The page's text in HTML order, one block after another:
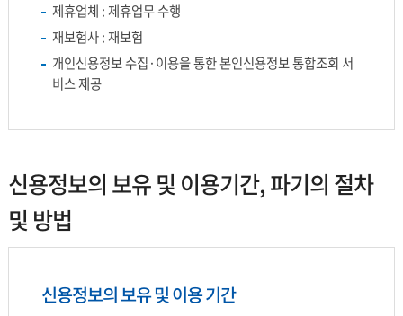
제휴업체 : 제휴업무 수행
재보험사 : 재보험
개인신용정보 수집·이용을 통한 본인신용정보 통합조회 서
비스 제공
신용정보의 보유 및 이용기간, 파기의 절차
및 방법
신용정보의 보유 및 이용 기간